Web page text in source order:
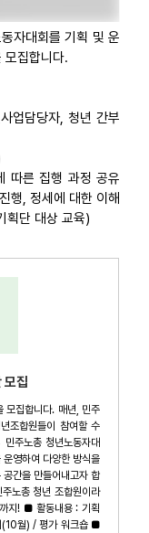
자대회를 기획 및 운
모집합니다.
업담당자, 청년 간부
따른 집행 과정 공유
행, 정세에 대한 이해
획단 대상 교육)
집
모집합니다. 매년, 민주
조합원들이 참여할 수
주노총 청년노동자대
영하여 다양한 방식을
간을 만들어내고자 합
노총 청년 조합원이라
지! ■ 활동내용 : 기획
(10월) / 평가 워크숍 ■